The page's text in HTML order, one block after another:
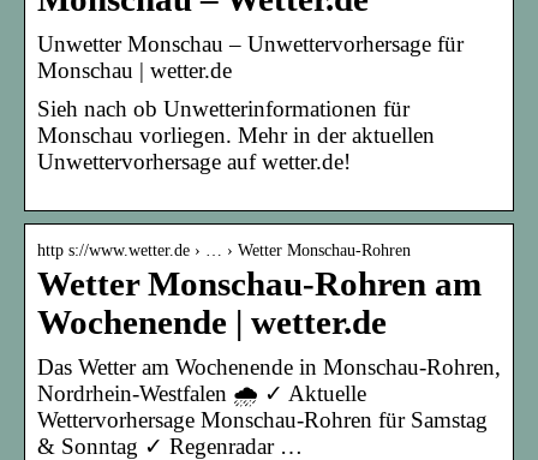
Unwetter Monschau – Unwettervorhersage für
Monschau | wetter.de
Sieh nach ob Unwetterinformationen für
Monschau vorliegen. Mehr in der aktuellen
Unwettervorhersage auf wetter.de!
http s://www.wetter.de › … › Wetter Monschau-Rohren
Wetter Monschau-Rohren am
Wochenende | wetter.de
Das Wetter am Wochenende in Monschau-Rohren,
Nordrhein-Westfalen 🌧️ ✓ Aktuelle
Wettervorhersage Monschau-Rohren für Samstag
& Sonntag ✓ Regenradar …